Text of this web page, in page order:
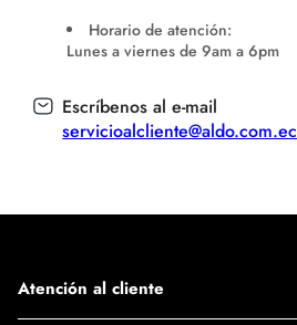
Horario de atención:
Lunes a viernes de 9am a 6pm
Escríbenos al e-mail
servicioalcliente@aldo.com.ec
Atención al cliente